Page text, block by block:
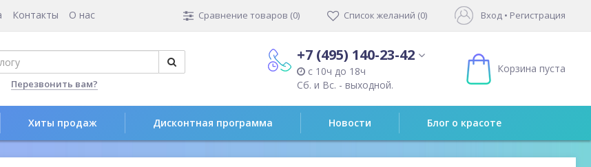
Контакты О нас Сравнение товаров (0) Список желаний (0) Вход • Регистрация
Перезвонить вам?
+7 (495) 140-23-42
с 10ч до 18ч
Сб. и Вс. - выходной.
Корзина пуста
Хиты продаж Дисконтная программа Новости Блог о красоте